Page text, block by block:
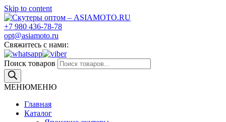
Skip to content
Скутеры оптом – ASIAMOTO.RU
Японские и китайские скутеры оптом
+7 980 436-78-78
opt@asiamoto.ru
Свяжитесь с нами:
Поиск товаров
МЕНЮМЕНЮ
Главная
Каталог